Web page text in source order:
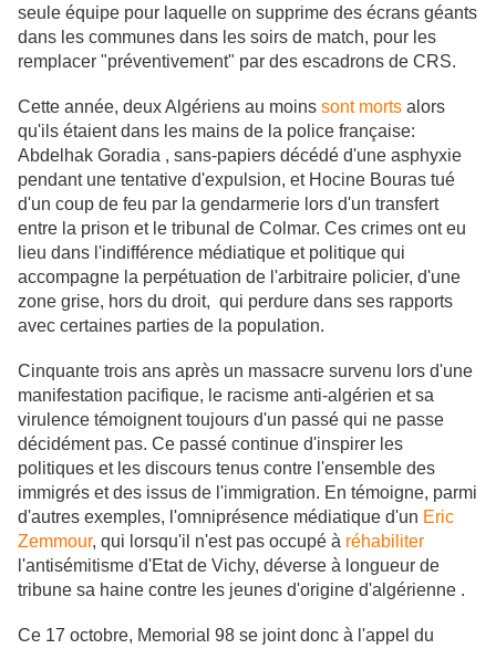
seule équipe pour laquelle on supprime des écrans géants
dans les communes dans les soirs de match, pour les
remplacer "préventivement" par des escadrons de CRS.
Cette année, deux Algériens au moins sont morts alors
qu'ils étaient dans les mains de la police française:
Abdelhak Goradia , sans-papiers décédé d'une asphyxie
pendant une tentative d'expulsion, et Hocine Bouras tué
d'un coup de feu par la gendarmerie lors d'un transfert
entre la prison et le tribunal de Colmar. Ces crimes ont eu
lieu dans l'indifférence médiatique et politique qui
accompagne la perpétuation de l'arbitraire policier, d'une
zone grise, hors du droit, qui perdure dans ses rapports
avec certaines parties de la population.
Cinquante trois ans après un massacre survenu lors d'une
manifestation pacifique, le racisme anti-algérien et sa
virulence témoignent toujours d'un passé qui ne passe
décidément pas. Ce passé continue d'inspirer les
politiques et les discours tenus contre l'ensemble des
immigrés et des issus de l'immigration. En témoigne, parmi
d'autres exemples, l'omniprésence médiatique d'un Eric
Zemmour, qui lorsqu'il n'est pas occupé à réhabiliter
l'antisémitisme d'Etat de Vichy, déverse à longueur de
tribune sa haine contre les jeunes d'origine d'algérienne .
Ce 17 octobre, Memorial 98 se joint donc à l'appel du